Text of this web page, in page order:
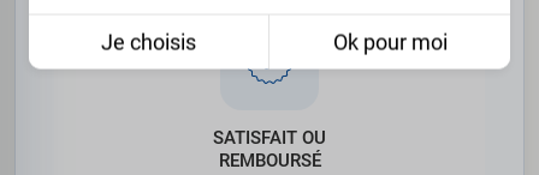
SATISFAIT OU
REMBOURSÉ
Je choisis Ok pour moi